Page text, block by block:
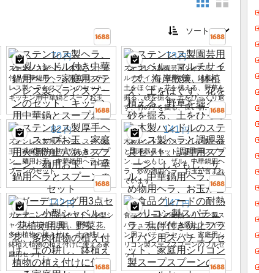
70 円
ステンレス製ヘラ、木製ハンドル
付き中華鍋用ヘラ、家庭用ステン
レス製ヘラとスプーンのセット、
キッチン用中華鍋とスープお玉
73 円
ステンレス製園芸用シャベル、マ
ルチサイズ、海岸散策、鉢植え、
土をほぐす、花を植える、野草を
掘る、砂を掘る、土をひっくり返
す、竹の子を掘る、長い柄。
82 円
ステンレス製厚手ヘラ、スープお
玉、家庭用火傷防止穴あきスプー
ン、麺用お玉、中華鍋用ヘラとス
プーンのセット
141 円
木製ハンドルのステンレス製ヘラ
と調理器具セット。調理用スプー
ン、しゃもじ、ザル、中華鍋用ヘ
ラ、炒め物用ヘラ、お玉が含まれ
ています。
142 円
ガーデニング用3点セット：小型シ
ャベル、花植え用具、野菜、花、
多肉植物の植え付け、土の耕し、
鉢植え植物の植え付けに使える家
庭用セット。
147 円
食品グレードの耐熱シリコン製ス
パチュラ、焦げ付き防止フライパ
ン用スパチュラセット、家庭用シ
リコン製スープスプーンのフルセ
ット